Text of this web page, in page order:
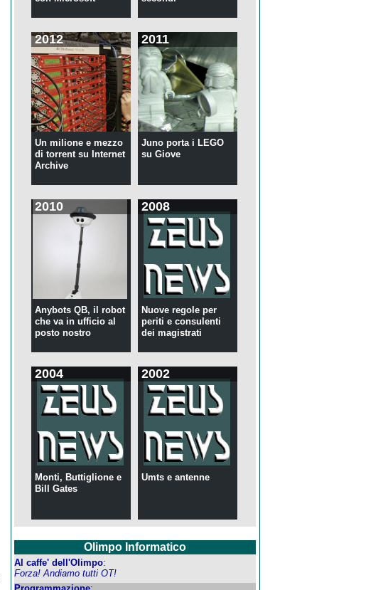
2012
Un milione e mezzo
di torrent su Internet
Archive
2011
Juno porta i LEGO
su Giove
2010
Anybots QB, il robot
che va in ufficio al
posto nostro
2008
Nuove regole per
periti e consulenti
dei magistrati
2004
Monti, Buttiglione e
Bill Gates
2002
Umts e antenne
Olimpo Informatico
Al caffe' dell'Olimpo:
Forza! Andiamo tutti OT!